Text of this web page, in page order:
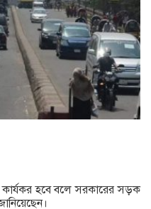
কার্যকর হবে বলে সরকারের সড়ক